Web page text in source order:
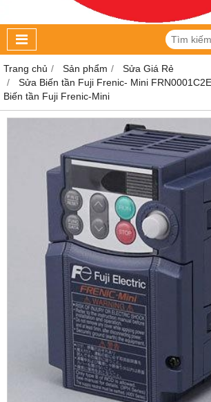
Trang chủ Sản phẩm
Sửa Giá Rẻ
Sửa Biến tần Fuji Frenic- Mini
Biến tần Fuji Frenic-Mini